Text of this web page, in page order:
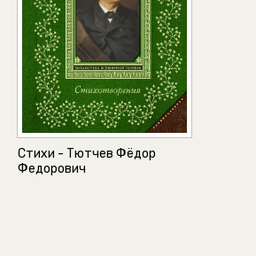
Стихи - Тютчев Фёдор
Федорович